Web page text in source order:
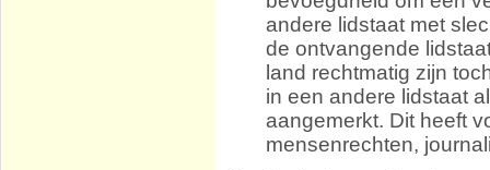
andere lidstaat met
de ontvangende
land rechtmatig zijn
in een andere lidstaat
aangemerkt. Dit heeft
mensenrechten,